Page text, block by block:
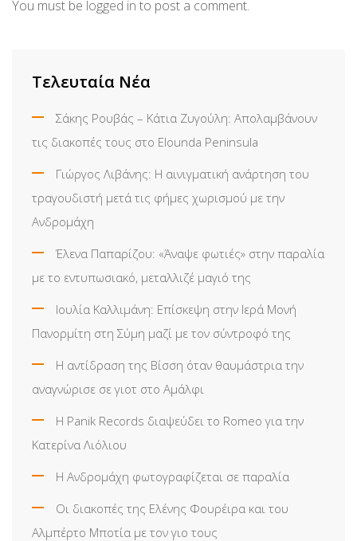
You must be logged in to post a comment.
Τελευταία Νέα
Σάκης Ρουβάς – Κάτια Ζυγούλη: Απολαμβάνουν
τις διακοπές τους στο Elounda Peninsula
Γιώργος Λιβάνης: Η αινιγματική ανάρτηση του
τραγουδιστή μετά τις φήμες χωρισμού με την
Ανδρομάχη
Έλενα Παπαρίζου: «Άναψε φωτιές» στην παραλία
με το εντυπωσιακό, μεταλλιζέ μαγιό της
Ιουλία Καλλιμάνη: Επίσκεψη στην Ιερά Μονή
Πανορμίτη στη Σύμη μαζί με τον σύντροφό της
Η αντίδραση της Βίσση όταν θαυμάστρια την
αναγνώρισε σε γιοτ στο Αμάλφι
Η Panik Records διαψεύδει το Romeo για την
Κατερίνα Λιόλιου
Η Ανδρομάχη φωτογραφίζεται σε παραλία
Οι διακοπές της Ελένης Φουρέιρα και του
Αλμπέρτο Μποτία με τον γιο τους